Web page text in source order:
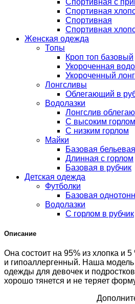
Спортивная
Спортивная
Спортивная
Женская одежда
Топы
Кроп топ базовый
Укороченная
Укороченный
Лонгсливы
Облегающий в
Водолазки
Лонгслив
С высоким горлом
С низким горлом
Майки
Базовая бельевая
Длинная с горлом
Базовая в рубчик
Детская одежда
Футболки
Базовая
Водолазки
С горлом в рубчик
Описание
Она состоит на 95% из хлопка и
и гипоаллергенный. Наша модель
одежды для девочек и
хорошо тянется и не теряет